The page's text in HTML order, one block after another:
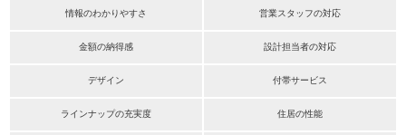
情報のわかりやすさ 営業スタッフの対応
金額の納得感 設計担当者の対応
デザイン 付帯サービス
ラインナップの充実度 住居の性能